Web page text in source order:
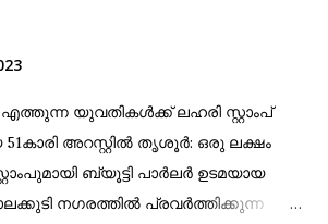
എത്തുന്ന യുവതികൾക്ക് ലഹരി സ്റ്റാംപ്
അറസ്റ്റിൽ തൃശൂർ: ഒരു ലക്ഷം
ബ്യൂട്ടി പാർലർ ഉടമയായ
നഗരത്തിൽ പ്രവർത്തിക്കുന്ന